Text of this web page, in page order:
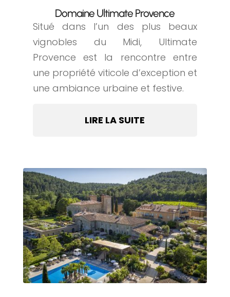
Domaine Ultimate Provence
Situé dans l’un des plus beaux
vignobles du Midi, Ultimate
Provence est la rencontre entre
une propriété viticole d’exception et
une ambiance urbaine et festive.
LIRE LA SUITE